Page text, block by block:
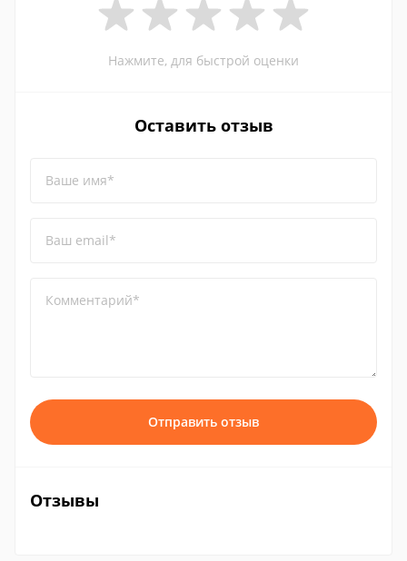
Нажмите, для быстрой оценки
Оставить отзыв
Ваше имя*
Ваш email*
Комментарий*
Отправить отзыв
Отзывы